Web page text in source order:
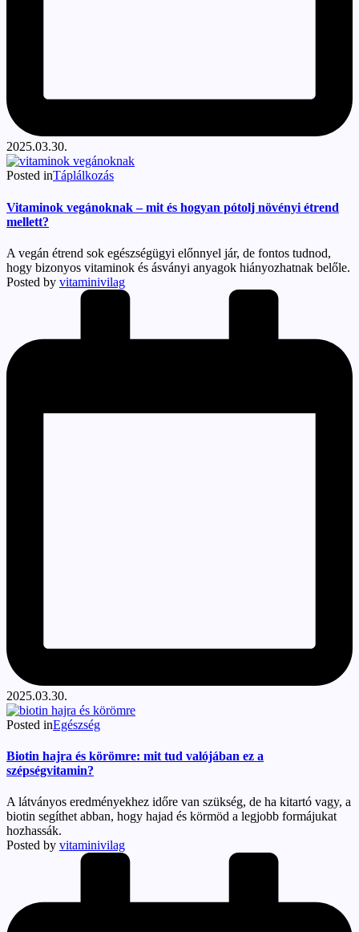
2025.03.30.
Posted inTáplálkozás
Vitaminok vegánoknak – mit és hogyan pótolj növényi étrend
mellett?
A vegán étrend sok egészségügyi előnnyel jár, de fontos tudnod,
hogy bizonyos vitaminok és ásványi anyagok hiányozhatnak belőle.
Posted by vitaminivilag
2025.03.30.
Posted inEgészség
Biotin hajra és körömre: mit tud valójában ez a
szépségvitamin?
A látványos eredményekhez időre van szükség, de ha kitartó vagy, a
biotin segíthet abban, hogy hajad és körmöd a legjobb formájukat
hozhassák.
Posted by vitaminivilag